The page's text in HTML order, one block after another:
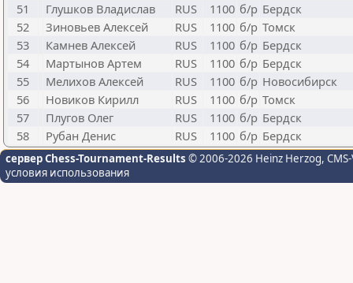
51
Глушков Владислав RUS 1100 б/р Бердск
52
Зиновьев Алексей RUS 1100 б/р Томск
53
Камнев Алексей RUS 1100 б/р Бердск
54
Мартынов Артем RUS 1100 б/р Бердск
55
Мелихов Алексей RUS 1100 б/р Новосибирск
56
Новиков Кирилл RUS 1100 б/р Томск
57
Плугов Олег RUS 1100 б/р Бердск
58
Рубан Денис RUS 1100 б/р Бердск
сервер Chess-Tournament-Results © 2006-2026 Heinz Herzog,
условия использования